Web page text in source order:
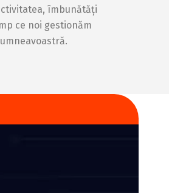
îmbunătăți
ce noi gestionăm